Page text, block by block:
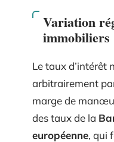
Variation
immobiliers
Le taux d’intérêt
arbitrairement
marge de
des taux de la
européenne, qui